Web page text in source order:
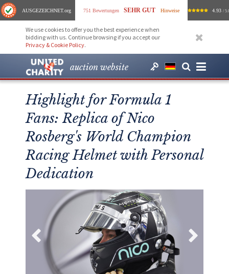
AUSGEZEICHNET.org 751 Bewertungen SEHR GUT Hinweise 4.93 /
We use cookies to offer you the best experience when
bidding with us. Continue browsing if you accept our
Privacy & Cookie Policy.
auction website
Highlight for Formula 1
Fans: Replica of Nico
Rosberg's World Champion
Racing Helmet with Personal
Dedication